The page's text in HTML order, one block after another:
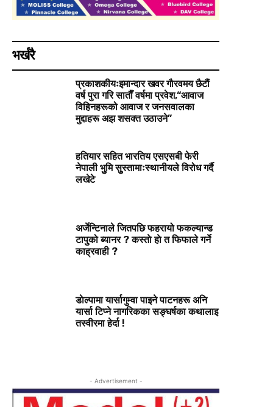
भर्खरै
प्रकाशकीयःइमान्दार खवर गाैरवमय छैटाैं
वर्ष पुरा गरि साताैँ वर्षमा प्रवेश,“आवाज
विहिनहरूको आवाज र जनसवालका
मुद्दाहरू अझ शसक्त उठाउने”
हतियार सहित भारतिय एसएसबी फेरी
नेपाली भुुमि सुुस्तामाःस्थानीयले विरोध गर्दै
लखेटे
अर्जेन्टिनाले जितपछि फहरायो फकल्यान्ड
टापुको ब्यानर ? कस्ताे हाे त फिफाले गर्ने
काह्रवाही ?
डाेल्पामा यार्सागुम्वा पाइने पाटनहरू अनि
यार्सा टिप्ने नागरिकका सङ्घर्षका कथालाइ
तस्वीरमा हेर्दा !
- Advertisement -